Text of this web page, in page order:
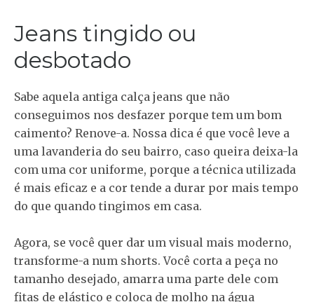
Jeans tingido ou
desbotado
Sabe aquela antiga calça jeans que não
conseguimos nos desfazer porque tem um bom
caimento? Renove-a. Nossa dica é que você leve a
uma lavanderia do seu bairro, caso queira deixa-la
com uma cor uniforme, porque a técnica utilizada
é mais eficaz e a cor tende a durar por mais tempo
do que quando tingimos em casa.
Agora, se você quer dar um visual mais moderno,
transforme-a num shorts. Você corta a peça no
tamanho desejado, amarra uma parte dele com
fitas de elástico e coloca de molho na água